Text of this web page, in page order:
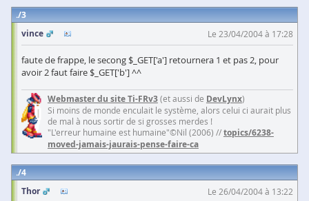
3
vince
Le 23/04/2004 à 17:28
faute de frappe, le secong $_GET['a'] retournera 1 et pas 2, pour
avoir 2 faut faire $_GET['b'] ^^
Webmaster du site Ti-FRv3(et aussi de DevLynx)
Si moins de monde enculait le système, alors celui ci aurait plus
de mal à nous sortir de si grosses merdes !
"L'erreur humaine est humaine"©Nil (2006) //topics/6238-
moved-jamais-jaurais-pense-faire-ca
4
Thor
Le 26/04/2004 à 13:22